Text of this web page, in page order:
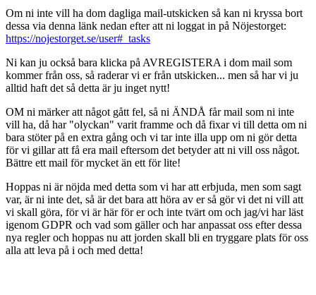
Om ni inte vill ha dom dagliga mail-utskicken så kan ni kryssa bort
dessa via denna länk nedan efter att ni loggat in på Nöjestorget:
https://nojestorget.se/user#_tasks
Ni kan ju också bara klicka på AVREGISTERA i dom mail som
kommer från oss, så raderar vi er från utskicken... men så har vi ju
alltid haft det så detta är ju inget nytt!
OM ni märker att något gått fel, så ni ÄNDÅ får mail som ni inte
vill ha, då har "olyckan" varit framme och då fixar vi till detta om ni
bara stöter på en extra gång och vi tar inte illa upp om ni gör detta
för vi gillar att få era mail eftersom det betyder att ni vill oss något.
Bättre ett mail för mycket än ett för lite!
Hoppas ni är nöjda med detta som vi har att erbjuda, men som sagt
var, är ni inte det, så är det bara att höra av er så gör vi det ni vill att
vi skall göra, för vi är här för er och inte tvärt om och jag/vi har läst
igenom GDPR och vad som gäller och har anpassat oss efter dessa
nya regler och hoppas nu att jorden skall bli en tryggare plats för oss
alla att leva på i och med detta!